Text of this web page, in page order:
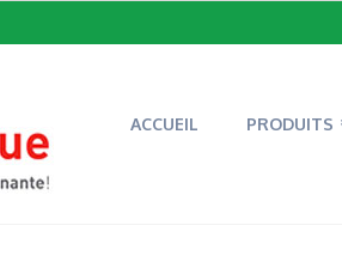
ACCUEIL PRODUITS